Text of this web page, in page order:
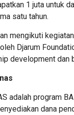
1 juta untuk
satu tahun.
mengikuti
Djarum
development dan
adalah program
dana